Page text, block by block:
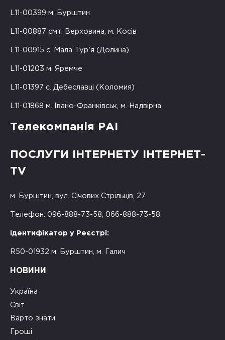
L11-00399 м. Бурштин
L11-00887 смт. Верховина, м. Косів
L11-00915 с. Мала Тур'я (Долина)
L11-01203 м. Яремче
L11-01397 с. Дебеславці (Коломия)
L11-01868 м. Івано-Франківськ, м. Надвірна
Телекомпанія РАІ
ПОСЛУГИ ІНТЕРНЕТУ ІНТЕРНЕТ-
TV
м. Бурштин, вул. Січових Стрільців, 27
Телефон: 096-888-73-58, 066-888-73-58
Ідентифікатор у Реєстрі:
R50-01932 м. Бурштин, м. Галич
НОВИНИ
Україна
Світ
Варто знати
Гроші